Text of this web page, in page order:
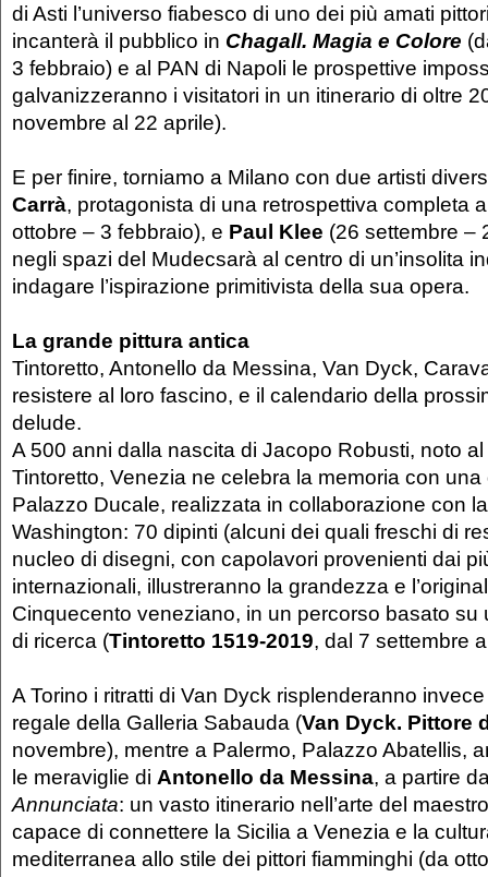
di Asti l’universo fiabesco di uno dei più amati
incanterà il pubblico in Chagall. Magia e Colore
3 febbraio) e al PAN di Napoli le prospettive
galvanizzeranno i visitatori in un itinerario di oltre
novembre al 22 aprile).
E per finire, torniamo a Milano con due artisti
Carrà, protagonista di una retrospettiva completa
ottobre – 3 febbraio), e Paul Klee (26 settembre –
negli spazi del Mudecsarà al centro di un’insolita
indagare l’ispirazione primitivista della sua opera.
La grande pittura antica
Tintoretto, Antonello da Messina, Van Dyck,
resistere al loro fascino, e il calendario della
delude.
A 500 anni dalla nascita di Jacopo Robusti, noto
Tintoretto, Venezia ne celebra la memoria con
Palazzo Ducale, realizzata in collaborazione con
Washington: 70 dipinti (alcuni dei quali freschi di
nucleo di disegni, con capolavori provenienti dai
internazionali, illustreranno la grandezza e
Cinquecento veneziano, in un percorso basato su
di ricerca (Tintoretto 1519-2019, dal 7 settembre
A Torino i ritratti di Van Dyck risplenderanno
regale della Galleria Sabauda (Van Dyck. Pittore
novembre), mentre a Palermo, Palazzo Abatellis,
le meraviglie di Antonello da Messina, a partire
Annunciata: un vasto itinerario nell’arte del
capace di connettere la Sicilia a Venezia e la
mediterranea allo stile dei pittori fiamminghi (da